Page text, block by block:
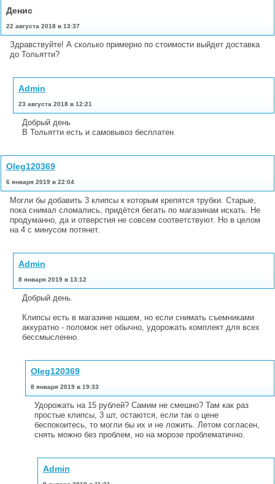
Денис
22 августа 2018 в 13:37
Здравствуйте! А сколько примерно по стоимости выйдет доставка
до Тольятти?
Admin
23 августа 2018 в 12:21
Добрый день
В Тольятти есть и самовывоз бесплатен
Oleg120369
6 января 2019 в 22:04
Могли бы добавить 3 клипсы к которым крепятся трубки. Старые,
пока снимал сломались, придётся бегать по магазинам искать. Не
продуманно, да и отверстия не совсем соответствуют. Но в целом
на 4 с минусом потянет.
Admin
8 января 2019 в 13:12
Добрый день.
Клипсы есть в магазине нашем, но если снимать съемниками
аккуратно - поломок нет обычно, удорожать комплект для всех
бессмысленно.
Oleg120369
8 января 2019 в 19:33
Удорожать на 15 рублей? Самим не смешно? Там как раз
простые клипсы, 3 шт, остаются, если так о цене
беспокоитесь, то могли бы их и не ложить. Летом согласен,
снять можно без проблем, но на морозе проблематично.
Admin